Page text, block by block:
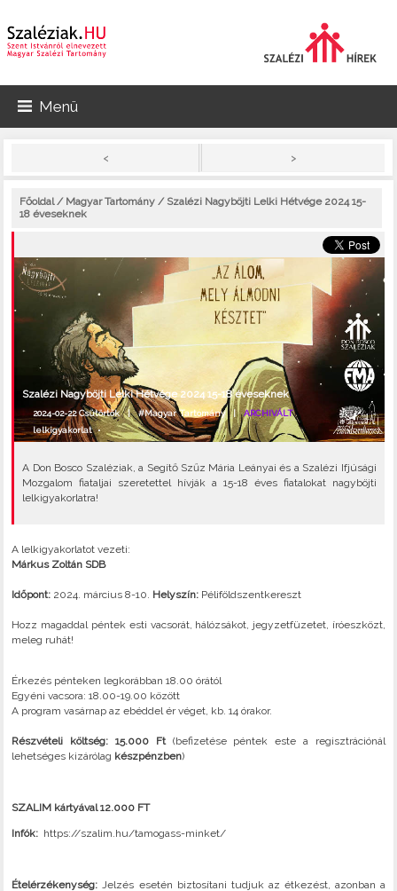
Menü
< >
Főoldal/ Magyar Tartomány / Szalézi Nagyböjti Lelki Hétvége 2024 15-
18 éveseknek
Szalézi Nagyböjti Lelki Hétvége 2024 15-18 éveseknek
2024-02-22 Csütörtök |#Magyar Tartomány|ARCHIVÁLT
lelkigyakorlat•
A Don Bosco Szaléziak, a Segítő Szűz Mária Leányai és a Szalézi Ifjúsági
Mozgalom fiataljai szeretettel hívják a 15-18 éves fiatalokat nagyböjti
lelkigyakorlatra!
A lelkigyakorlatot vezeti:
Márkus Zoltán SDB
Időpont: 2024. március 8-10. Helyszín: Péliföldszentkereszt
Hozz magaddal péntek esti vacsorát, hálózsákot, jegyzetfüzetet, íróeszközt,
meleg ruhát!
Érkezés pénteken legkorábban 18.00 órától
Egyéni vacsora: 18.00-19.00 között
A program vasárnap az ebéddel ér véget, kb. 14 órakor.
Részvételi költség: 15.000 Ft (befizetése péntek este a regisztrációnál
lehetséges kizárólag készpénzben)
SZALIM kártyával 12.000 FT
Infók: https://szalim.hu/tamogass-minket/
Ételérzékenység: Jelzés esetén biztosítani tudjuk az étkezést, azonban a